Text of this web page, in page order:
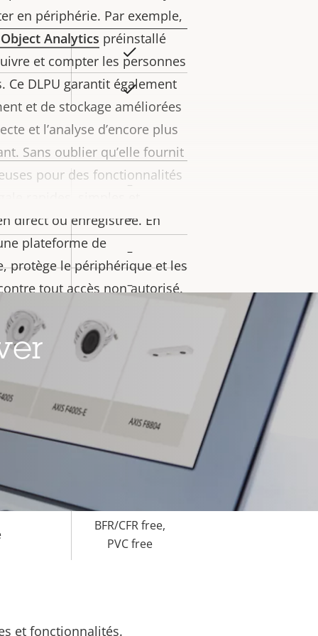
en périphérie. Par exemple,
Analytics préinstallé
et compter les personnes
Ce DLPU garantit également
et de stockage améliorées
et l’analyse d’encore plus
Sans oublier qu’elle fournit
pour des fonctionnalités
direct ou enregistrée. En
plateforme de
protège le périphérique et les
tout accès non autorisé.
sécurisé des clés avec la
2 pour un stockage et un
des clés cryptographiques.
Oui
–
–
–
–
carte
Oui
le
IK10
BFR/CFR free,
PVC free
et fonctionnalités.